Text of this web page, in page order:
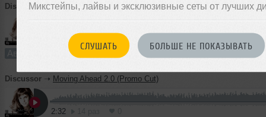
Микстейпы, лайвы и эксклюзивные сеты от лучших
СЛУШАТЬ БОЛЬШЕ НЕ ПОКАЗЫВАТЬ
Discussor ➝All I Need (Promo Cut)
Авторский трек В плейлист
Discussor ➝ Moving Ahead 2.0 (Promo Cut)
2:32